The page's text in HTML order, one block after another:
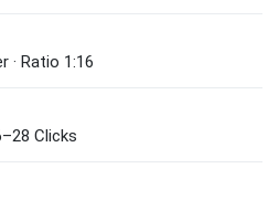
direkt, ohne Schnörkel.
· Ratio 1:16
Clicks